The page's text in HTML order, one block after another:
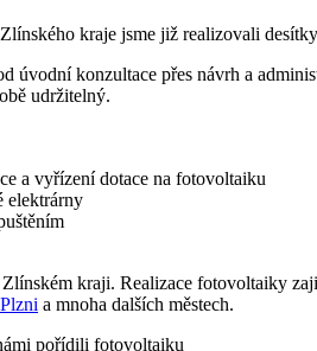
kraje jsme již realizovali
úvodní konzultace přes návrh a
udržitelný.
a vyřízení dotace na fotovoltaiku
elektrárny
Zlínském kraji. Realizace fotovoltaiky
Plzni a mnoha dalších městech.
pořídili fotovoltaiku